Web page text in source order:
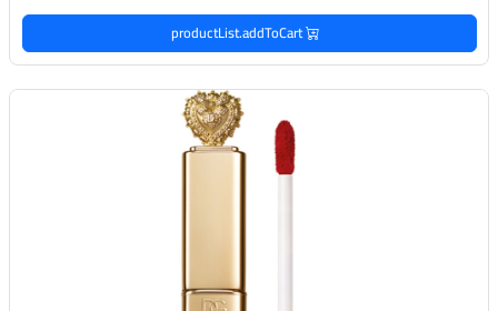
productList.addToCart